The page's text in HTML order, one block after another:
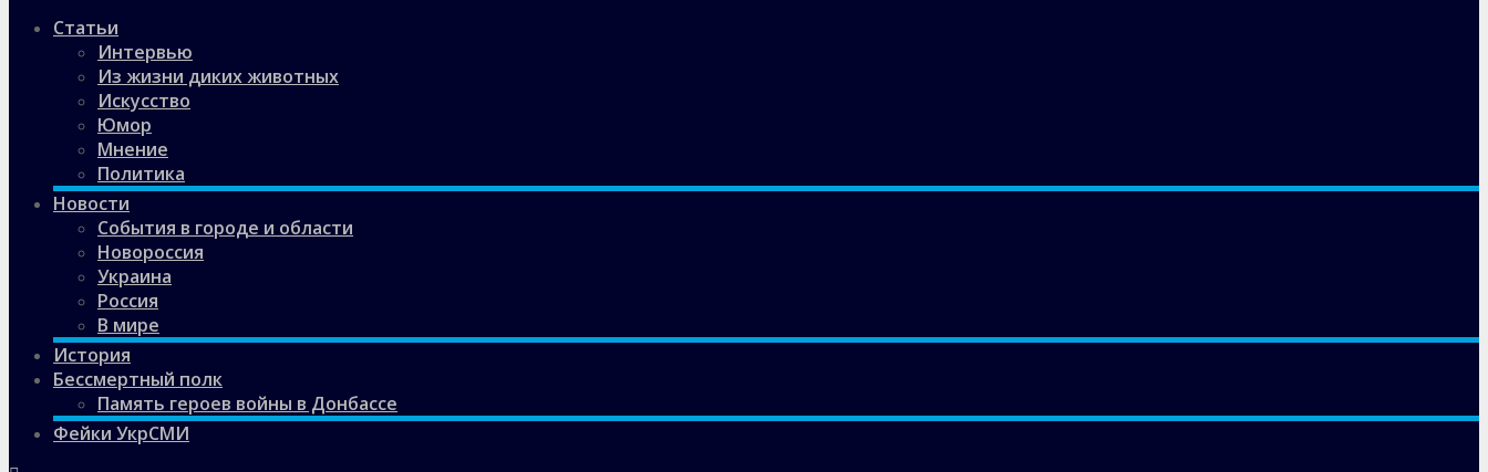
Статьи
Интервью
Из жизни диких животных
Искусство
Юмор
Мнение
Политика
Новости
События в городе и области
Новороссия
Украина
Россия
В мире
История
Бессмертный полк
Память героев войны в Донбассе
Фейки УкрСМИ